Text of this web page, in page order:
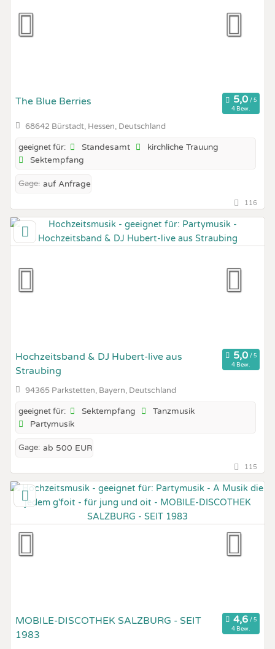
The Blue Berries
4 Bew.
68642 Bürstadt, Hessen, Deutschland
geeignet für: Standesamt
kirchliche Trauung
Sektempfang
Gage: auf Anfrage
116
Hochzeitsband & DJ Hubert-live aus
Straubing
4 Bew.
94365 Parkstetten, Bayern, Deutschland
geeignet für: Sektempfang
Tanzmusik
Partymusik
Gage: ab 500 EUR
115
MOBILE-DISCOTHEK SALZBURG - SEIT
1983
4 Bew.